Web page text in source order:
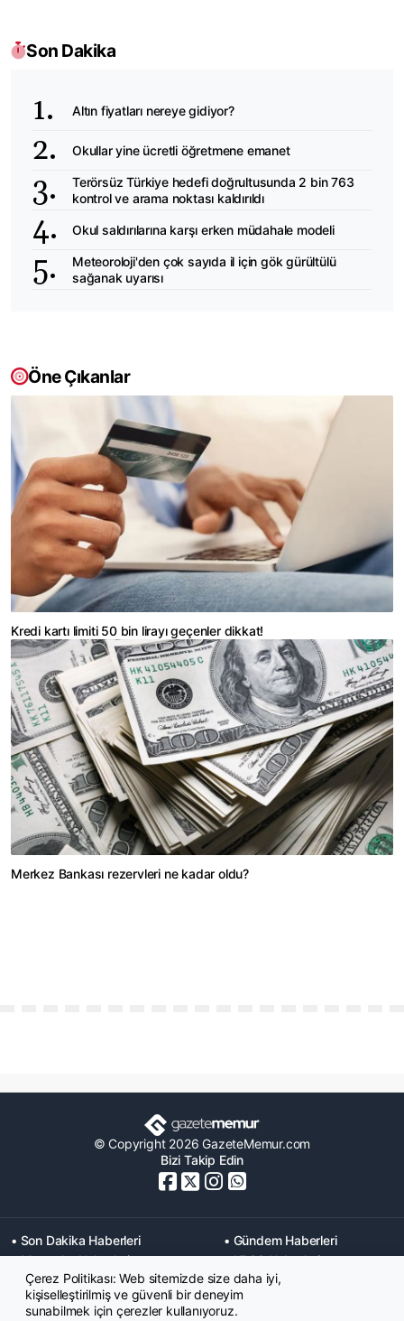
Son Dakika
Altın fiyatları nereye gidiyor?
Okullar yine ücretli öğretmene emanet
Terörsüz Türkiye hedefi doğrultusunda 2 bin 763
kontrol ve arama noktası kaldırıldı
Okul saldırılarına karşı erken müdahale modeli
Meteoroloji'den çok sayıda il için gök gürültülü
sağanak uyarısı
Öne Çıkanlar
Kredi kartı limiti 50 bin lirayı geçenler dikkat!
Merkez Bankası rezervleri ne kadar oldu?
© Copyright 2026 GazeteMemur.com
Bizi Takip Edin
• Son Dakika Haberleri
• Gündem Haberleri
• Memurlar Haberleri
• KPSS Haberleri
• Ekonomi Haberleri
• Eğitim Haberleri
• Yaşam Haberleri
• Maaş Verileri Haberleri
Çerez Politikası: Web sitemizde size daha iyi,
kişiselleştirilmiş ve güvenli bir deneyim
sunabilmek için çerezler kullanıyoruz.